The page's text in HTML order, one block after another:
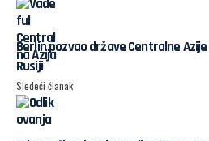
Berlin pozvao države Centralne
Rusiji
Sledeći članak